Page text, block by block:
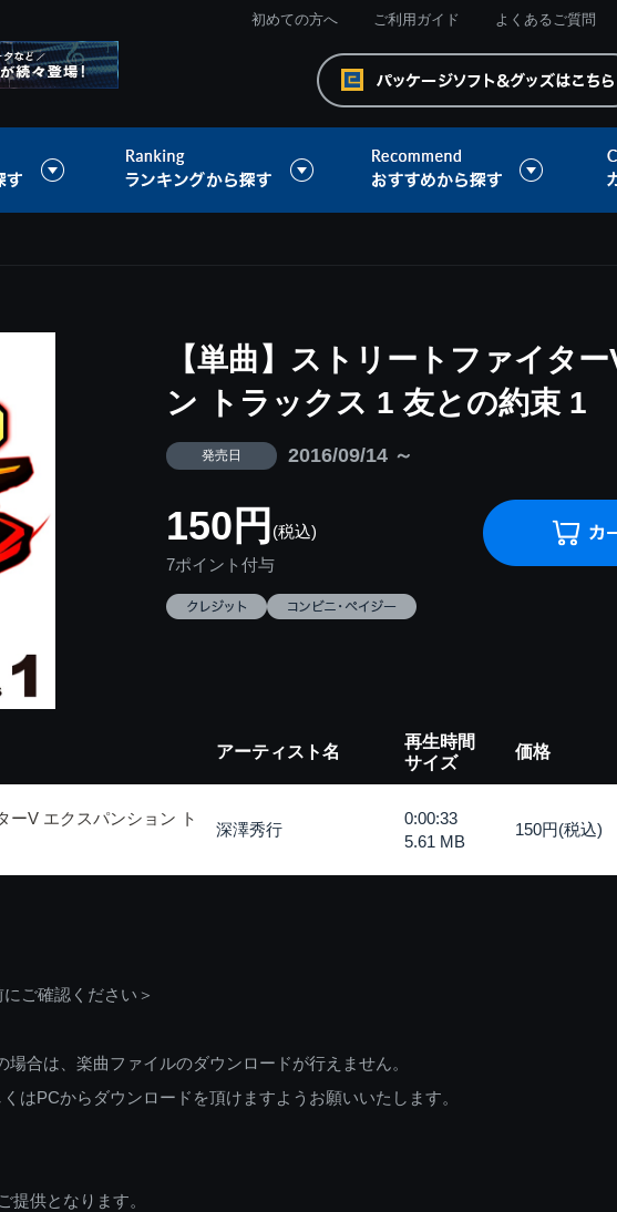
初めての方へ ご利用ガイド よくあるご質問
【単曲】ストリートファイタ
ン トラックス 1 友との約束 1
発売日 2016/09/14 ～
150円 (税込)
7ポイント付与
アーティスト名
再生時間
サイズ
価格
ーV エクスパンション ト
深澤秀行
0:00:33
5.61 MB
150円(税込)
ご確認ください＞
合は、楽曲ファイルのダウンロードが行えません。
はPCからダウンロードを頂けますようお願いいたします。
提供となります。